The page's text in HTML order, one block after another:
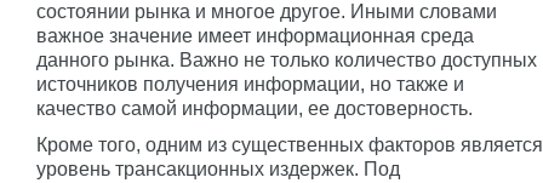
состоянии рынка и многое другое. Иными словами
важное значение имеет информационная среда
данного рынка. Важно не только количество доступных
источников получения информации, но также и
качество самой информации, ее достоверность.
Кроме того, одним из существенных факторов является
уровень трансакционных издержек. Под